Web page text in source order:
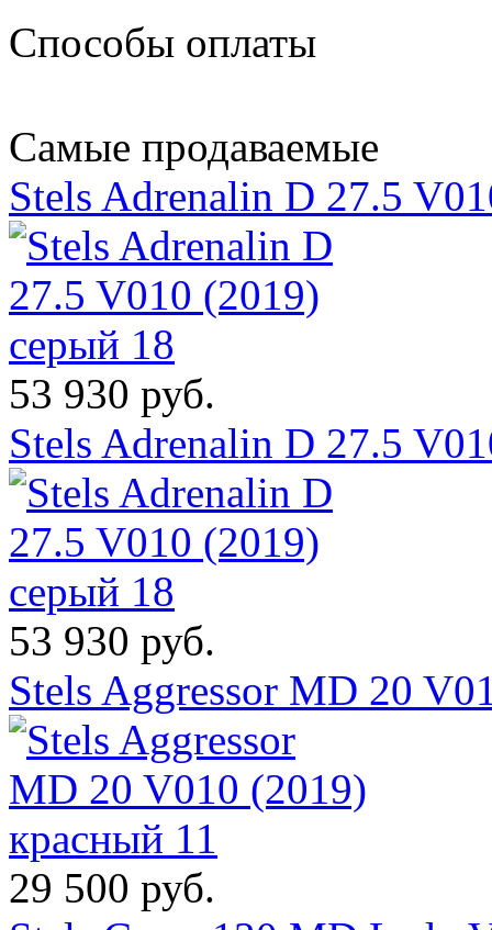
Способы оплаты
Самые продаваемые
Stels Adrenalin D 27.5
53 930 руб.
Stels Adrenalin D 27.5
53 930 руб.
Stels Aggressor MD 20
29 500 руб.